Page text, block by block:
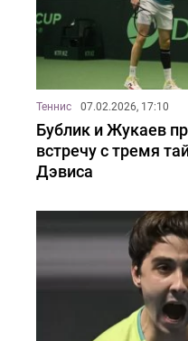
Теннис 07.02.2026, 17:10
Бублик и Жукаев
встречу с тремя
Дэвиса